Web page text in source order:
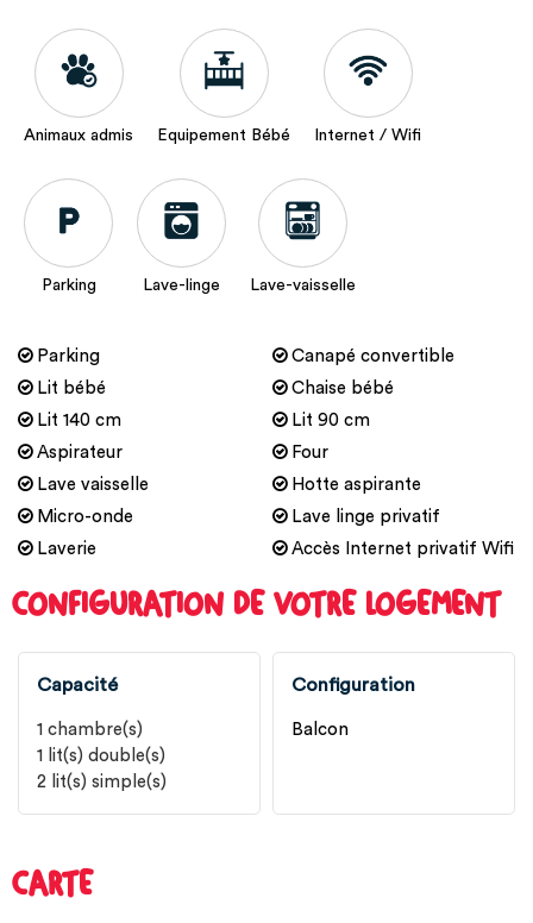
Animaux admis Equipement Bébé Internet / Wifi
Parking Lave-linge Lave-vaisselle
Parking
Canapé convertible
Lit bébé
Chaise bébé
Lit 140 cm
Lit 90 cm
Aspirateur
Four
Lave vaisselle
Hotte aspirante
Micro-onde
Lave linge privatif
Laverie
Accès Internet privatif Wifi
CONFIGURATION DE VOTRE LOGEMENT
Capacité
1 chambre(s)
1
lit(s) double(s)
2 lit(s) simple(s)
Configuration
Balcon
CARTE